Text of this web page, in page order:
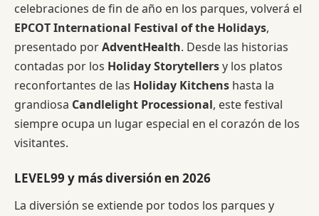
celebraciones de fin de año en los parques, volverá el
EPCOT International Festival of the Holidays,
presentado porAdventHealth. Desde las historias
contadas por los Holiday Storytellersy los platos
reconfortantes de las Holiday Kitchens hasta la
grandiosa Candlelight Processional, este festival
siempre ocupa un lugar especial en el corazón de los
visitantes.
LEVEL99 y más diversión en 2026
La diversión se extiende por todos los parques y